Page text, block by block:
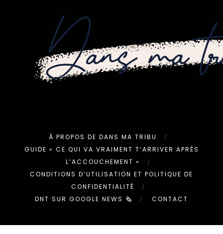
À PROPOS DE DANS MA TRIBU
GUIDE « CE QUI VA VRAIMENT T’ARRIVER APRÈS
L’ACCOUCHEMENT »
CONDITIONS D’UTILISATION ET POLITIQUE DE
CONFIDENTIALITÉ
DNT SUR GOOGLE NEWS 🗞
CONTACT